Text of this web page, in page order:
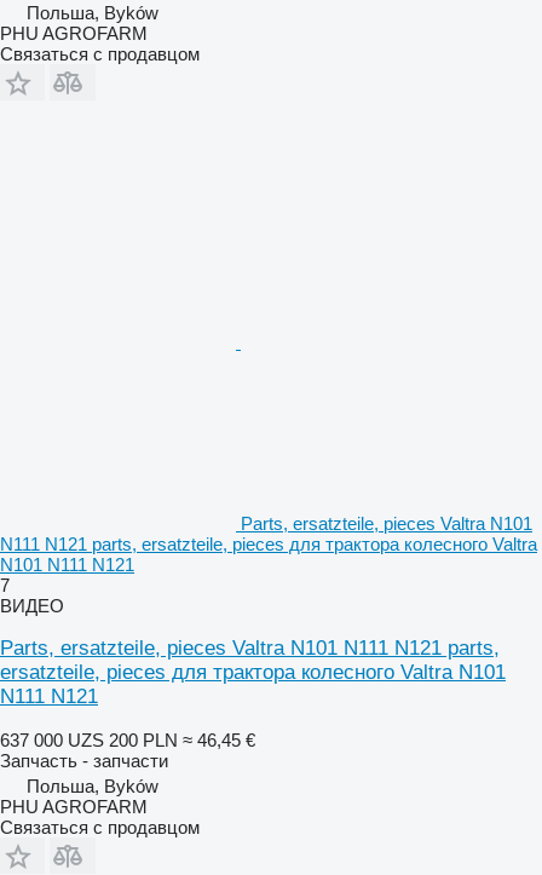
Польша, Byków
PHU AGROFARM
Связаться с продавцом
Parts, ersatzteile, pieces Valtra N101
N111 N121 parts, ersatzteile, pieces для трактора колесного Valtra
N101 N111 N121
7
ВИДЕО
Parts, ersatzteile, pieces Valtra N101 N111 N121 parts,
ersatzteile, pieces для трактора колесного Valtra N101
N111 N121
637 000 UZS 200 PLN ≈ 46,45 €
Запчасть - запчасти
Польша, Byków
PHU AGROFARM
Связаться с продавцом